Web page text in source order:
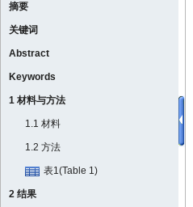
摘要
关键词
Abstract
Keywords
1 材料与方法
1.1 材料
1.2 方法
表1(Table 1)
2 结果